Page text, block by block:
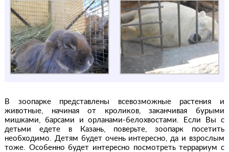
В зоопарке представлены всевозможные растения и
животные, начиная от кроликов, заканчивая бурыми
мишками, барсами и орланами-белохвостами. Если Вы с
детьми едете в Казань, поверьте, зоопарк посетить
необходимо. Детям будет очень интересно, да и взрослым
тоже. Особенно будет интересно посмотреть террариум с